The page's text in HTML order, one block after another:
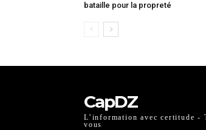
bataille pour la propreté
CapDZ
L’information avec certitude -
vous